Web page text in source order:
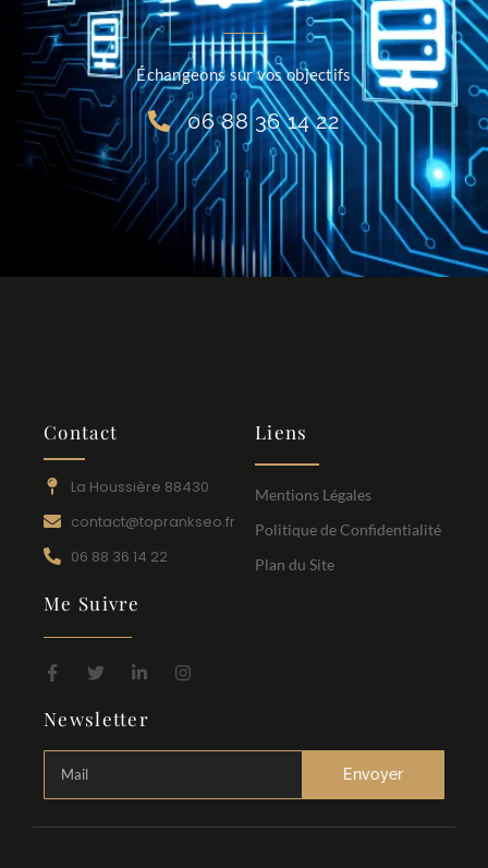
Échangeons sur vos objectifs
06 88 36 14 22
Contact
La Houssière 88430
contact@toprankseo.fr
06 88 36 14 22
Liens
Mentions Légales
Politique de Confidentialité
Plan du Site
Me Suivre
Newsletter
Envoyer